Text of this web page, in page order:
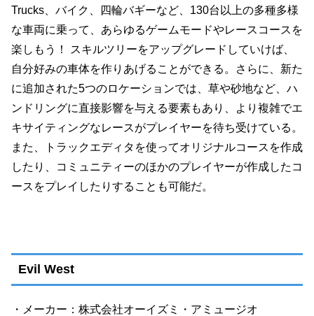
Trucks、バイク、四輪バギーなど、130台以上の多種多様
な車両に乗って、あらゆるゲームモードやレースコースを
楽しもう！ スキルツリーをアップグレードしていけば、
自分好みの車体を作りあげることができる。さらに、新た
に追加された5つのロケーションでは、草や砂地など、ハ
ンドリングに直接影響を与える要素もあり、より複雑でエ
キサイティングなレースがプレイヤーを待ち受けている。
また、トラックエディタを使ってオリジナルコースを作成
したり、コミュニティーのほかのプレイヤーが作成したコ
ースをプレイしたりすることも可能だ。
Evil West
・メーカー：株式会社オーイズミ・アミュージオ